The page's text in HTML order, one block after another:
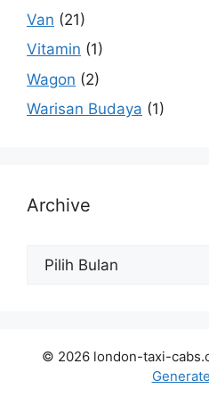
Van (21)
Vitamin (1)
Wagon (2)
Warisan Budaya (1)
Archive
Archive
© 2026 london-taxi-